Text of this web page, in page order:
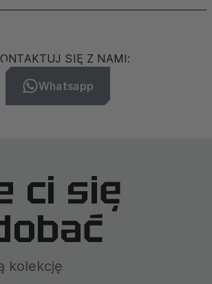
SIĘ Z NAMI:
Whatsapp
ci się
kolekcję